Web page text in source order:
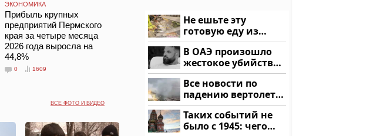
ЭКОНОМИКА
Прибыль крупных
предприятий Пермского
края за четыре месяца
2026 года выросла на
44,8%
0 1609
ВСЕ ФОТО И ВИДЕО
Не ешьте эту
готовую еду из
магазина: список
В ОАЭ произошло
жестокое убийство
криптомиллионера
Все новости по
падению вертолета
на Кавказе: читать
здесь
Таких событий не
было с 1945: чего